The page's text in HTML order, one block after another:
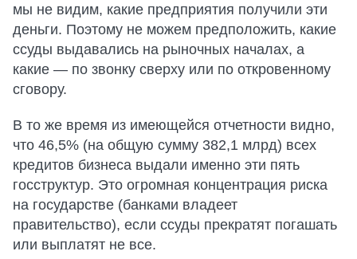
мы не видим, какие предприятия получили эти
деньги. Поэтому не можем предположить, какие
ссуды выдавались на рыночных началах, а
какие — по звонку сверху или по откровенному
сговору.
В то же время из имеющейся отчетности видно,
что 46,5% (на общую сумму 382,1 млрд) всех
кредитов бизнеса выдали именно эти пять
госструктур. Это огромная концентрация риска
на государстве (банками владеет
правительство), если ссуды прекратят погашать
или выплатят не все.